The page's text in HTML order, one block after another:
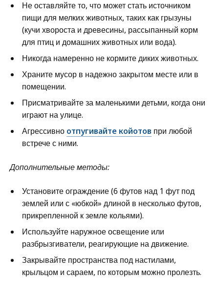
Не оставляйте то, что может стать источником
пищи для мелких животных, таких как грызуны
(кучи хвороста и древесины, рассыпанный корм
для птиц и домашних животных или вода).
Никогда намеренно не кормите диких животных.
Храните мусор в надежно закрытом месте или в
помещении.
Присматривайте за маленькими детьми, когда они
играют на улице.
Агрессивно отпугивайте койотов при любой
встрече с ними.
Дополнительные методы:
Установите ограждение (6 футов над 1 фут под
землей или с «юбкой» длиной в несколько футов,
прикрепленной к земле кольями).
Используйте наружное освещение или
разбрызгиватели, реагирующие на движение.
Закрывайте пространства под настилами,
крыльцом и сараем, по которым можно пролезть.